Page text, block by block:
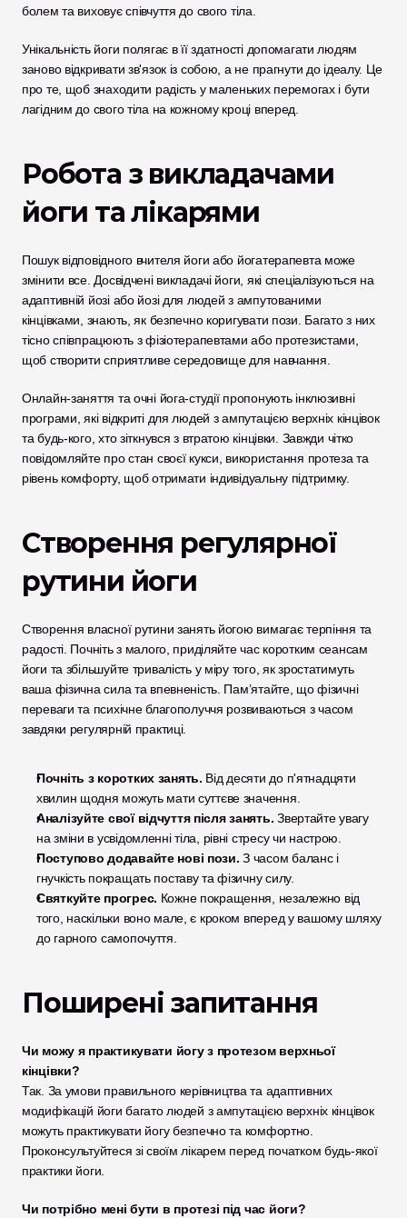
болем та виховує співчуття до свого тіла.
Унікальність йоги полягає в її здатності допомагати людям
заново відкривати зв'язок із собою, а не прагнути до ідеалу. Це
про те, щоб знаходити радість у маленьких перемогах і бути
лагідним до свого тіла на кожному кроці вперед.
Робота з викладачами
йоги та лікарями
Пошук відповідного вчителя йоги або йогатерапевта може
змінити все. Досвідчені викладачі йоги, які спеціалізуються на
адаптивній йозі або йозі для людей з ампутованими
кінцівками, знають, як безпечно коригувати пози. Багато з них
тісно співпрацюють з фізіотерапевтами або протезистами,
щоб створити сприятливе середовище для навчання.
Онлайн-заняття та очні йога-студії пропонують інклюзивні
програми, які відкриті для людей з ампутацією верхніх кінцівок
та будь-кого, хто зіткнувся з втратою кінцівки. Завжди чітко
повідомляйте про стан своєї кукси, використання протеза та
рівень комфорту, щоб отримати індивідуальну підтримку.
Створення регулярної
рутини йоги
Створення власної рутини занять йогою вимагає терпіння та
радості. Почніть з малого, приділяйте час коротким сеансам
йоги та збільшуйте тривалість у міру того, як зростатимуть
ваша фізична сила та впевненість. Пам’ятайте, що фізичні
переваги та психічне благополуччя розвиваються з часом
завдяки регулярній практиці.
Почніть з коротких занять. Від десяти до п'ятнадцяти
хвилин щодня можуть мати суттєве значення.
Аналізуйте свої відчуття після занять. Звертайте увагу
на зміни в усвідомленні тіла, рівні стресу чи настрою.
Поступово додавайте нові пози. З часом баланс і
гнучкість покращать поставу та фізичну силу.
Святкуйте прогрес. Кожне покращення, незалежно від
того, наскільки воно мале, є кроком вперед у вашому шляху
до гарного самопочуття.
Поширені запитання
Чи можу я практикувати йогу з протезом верхньої
кінцівки?
Так. За умови правильного керівництва та адаптивних
модифікацій йоги багато людей з ампутацією верхніх кінцівок
можуть практикувати йогу безпечно та комфортно.
Проконсультуйтеся зі своїм лікарем перед початком будь-якої
практики йоги.
Чи потрібно мені бути в протезі під час йоги?